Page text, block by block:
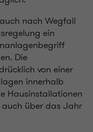
nach Wegfall
ein
Die
von einer
innerhalb
Hausinstallationen
über das Jahr